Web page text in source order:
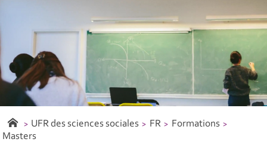
UFR des sciences sociales FR
Formations
Masters